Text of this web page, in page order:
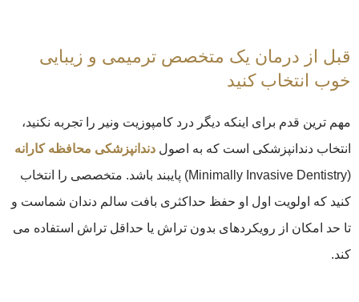
قبل از درمان یک متخصص ترمیمی و زیبایی
خوب انتخاب کنید
مهم ترین قدم برای اینکه دیگر درد کامپوزیت ونیر را تجربه نکنید،
انتخاب دندانپزشکی است که به اصول دندانپزشکی محافظه کارانه
(Minimally Invasive Dentistry) پایبند باشد. متخصصی را انتخاب
کنید که اولویت اول او حفظ حداکثری بافت سالم دندان شماست و
تا حد امکان از رویکردهای بدون تراش یا حداقل تراش استفاده می
کند.